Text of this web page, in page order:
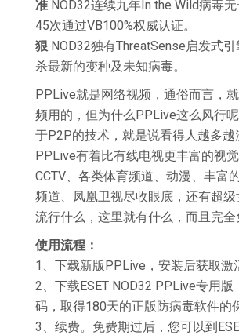
准 NOD32连续九年In the Wild病毒
45次通过VB100%权威认证。
狠 NOD32独有ThreatSense启发式
杀最新的变种及未知病毒。
PPLive就是网络视频，通俗而言，
频用的，但为什么PPLive这么风行
于P2P的技术，就是说看得人越多越
PPLive有着比有线电视更丰富的视觉
CCTV、各类体育频道、动漫、丰富
频道、凤凰卫视尽收眼底，还有超级
流行什么，这里就有什么，而且完全
使用流程：
1、下载新版PPLive，安装后获取激
2、下载ESET NOD32 PPLive专用版
码，取得180天的正版防病毒软件的
3、续费。免费期过后，您可以到